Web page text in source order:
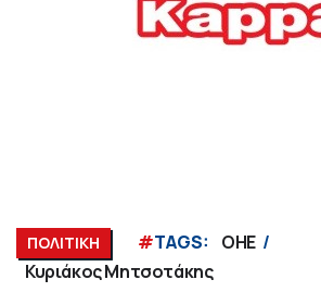
ΠΟΛΙΤΙΚΗ #TAGS:
ΟΗΕ
Κυριάκος Μητσοτάκης